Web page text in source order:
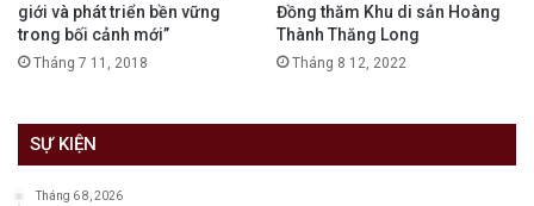
giới và phát triển bền vững
trong bối cảnh mới”
Tháng 7 11, 2018
Đồng thăm Khu di sản Hoàng
Thành Thăng Long
Tháng 8 12, 2022
SỰ KIỆN
Tháng 6 8, 2026